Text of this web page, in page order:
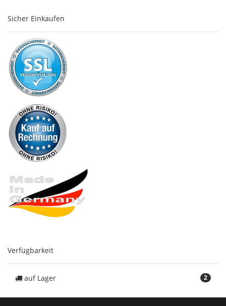
Sicher Einkaufen
Verfügbarkeit
2
auf Lager